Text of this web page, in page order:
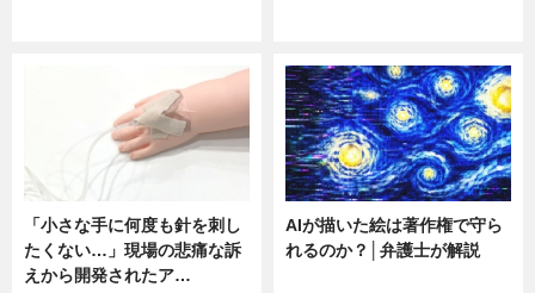
「小さな手に何度も針を刺し
たくない…」現場の悲痛な訴
えから開発されたア…
AIが描いた絵は著作権で守ら
れるのか？│弁護士が解説